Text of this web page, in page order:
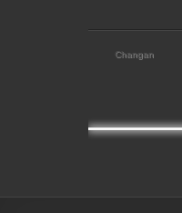
Changan